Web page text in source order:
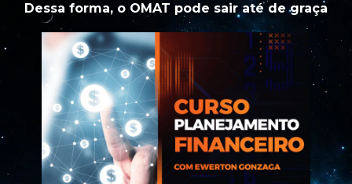
Dessa forma, o OMAT pode sair até de graça